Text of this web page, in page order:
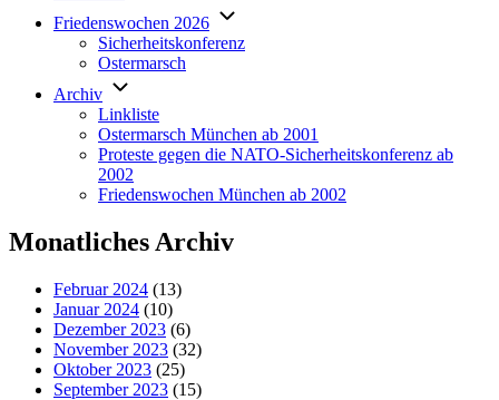
Friedenswochen 2026
Sicherheitskonferenz
Ostermarsch
Archiv
Linkliste
Ostermarsch München ab 2001
Proteste gegen die NATO-Sicherheitskonferenz ab
2002
Friedenswochen München ab 2002
Monatliches Archiv
Februar 2024 (13)
Januar 2024 (10)
Dezember 2023 (6)
November 2023 (32)
Oktober 2023 (25)
September 2023 (15)